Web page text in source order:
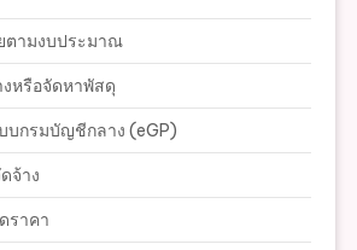
ตามงบประมาณ
หรือจัดหาพัสดุ
บกรมบัญชีกลาง (eGP)
จ้าง
ราคา